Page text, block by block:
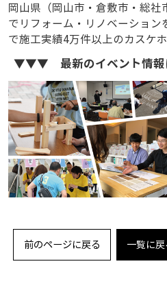
岡山県（岡山市・倉敷市・総社
でリフォーム・リノベーション
で施工実績4万件以上のカスケ
▼▼▼ 最新のイベント情
前のページに戻る 一覧に戻